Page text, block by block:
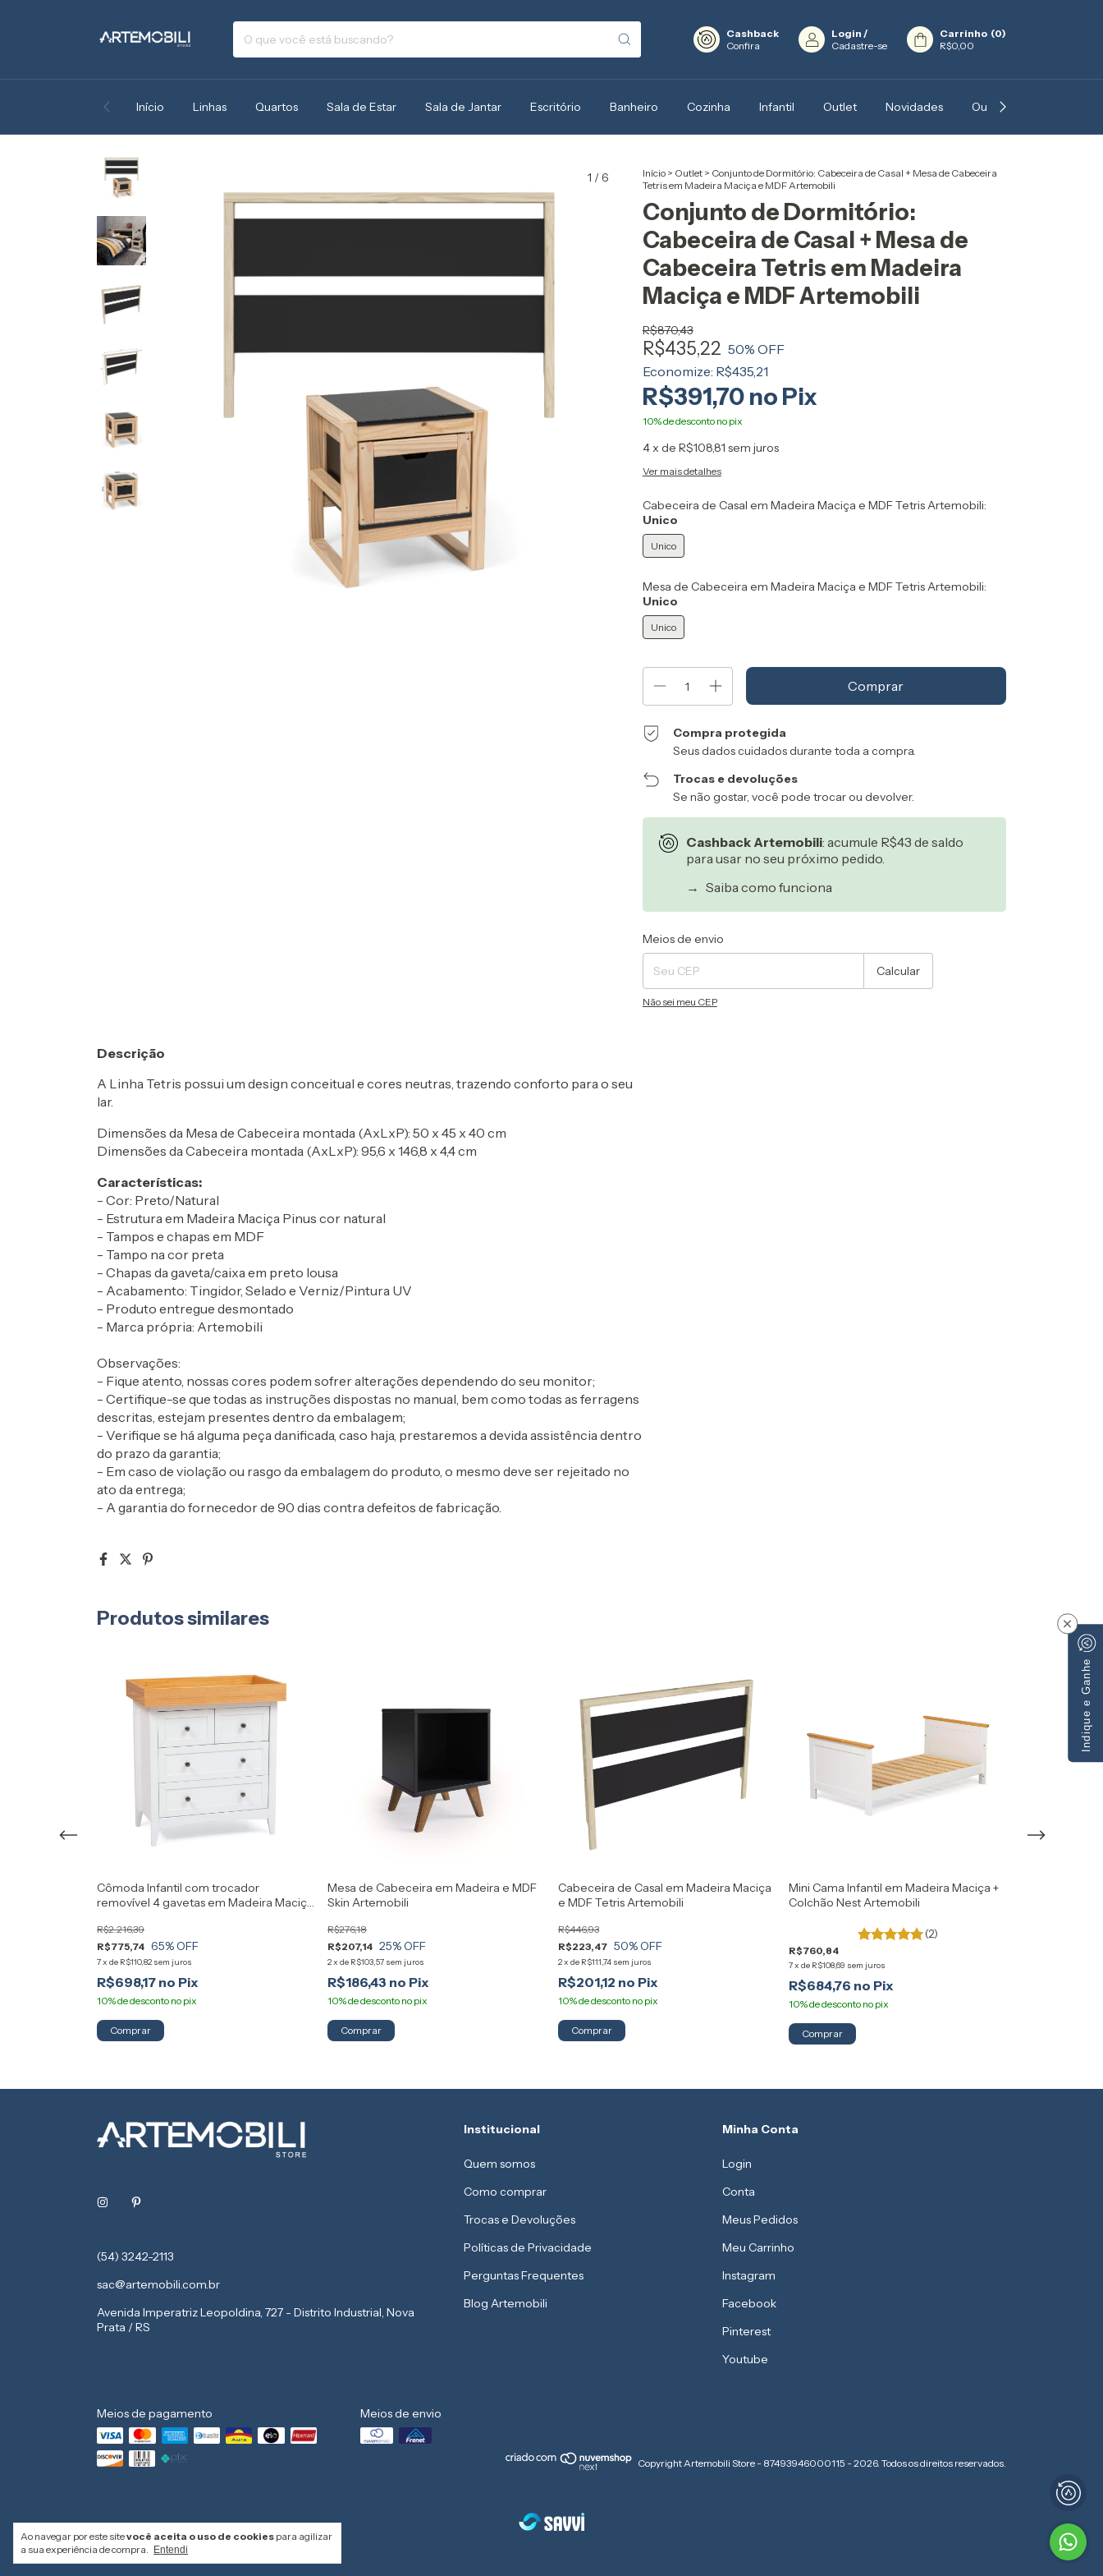
Cashback
Confira
Login /
Cadastre-se
Carrinho (0)
R$0,00
Início Linhas Quartos Sala de Estar Sala de Jantar Escritório Banheiro Cozinha Infantil Outlet Novidades Outros
Ao navegar por este sitevocê aceita o uso de cookies para agilizar
a sua experiência de compra.
Entendi
1 /6 Início > Outlet > Conjunto de Dormitório: Cabeceira de Casal + Mesa de Cabeceira
Tetris em Madeira Maciça e MDF Artemobili
Conjunto de Dormitório:
Cabeceira de Casal + Mesa de
Cabeceira Tetris em Madeira
Maciça e MDF Artemobili
R$870,43
R$435,22 50% OFF
Economize: R$435,21
R$391,70
4x de R$108,81 sem juros
Ver mais detalhes
Cabeceira de Casal em Madeira Maciça e MDF Tetris Artemobili:
Unico
Unico
Mesa de Cabeceira em Madeira Maciça e MDF Tetris Artemobili:
Unico
Unico
Compra protegida
Seus dados cuidados durante toda a compra.
Trocas e devoluções
Se não gostar, você pode trocar ou devolver.
Cashback Artemobili: acumule R$43 de saldo
para usar no seu próximo pedido.
→ Saiba como funciona
Entregas para o CEP:
Meios de envio
Calcular
Não sei meu CEP
Descrição
A Linha Tetris possui um design conceitual e cores neutras, trazendo conforto para o seu
lar.
Dimensões da Mesa de Cabeceira montada (AxLxP): 50 x 45 x 40 cm
Dimensões da Cabeceira montada (AxLxP): 95,6 x 146,8 x 4,4 cm
Características:
- Cor: Preto/Natural
- Estrutura em Madeira Maciça Pinus cor natural
- Tampos e chapas em MDF
- Tampo na cor preta
- Chapas da gaveta/caixa em preto lousa
- Acabamento: Tingidor, Selado e Verniz/Pintura UV
- Produto entregue desmontado
- Marca própria: Artemobili
Observações:
- Fique atento, nossas cores podem sofrer alterações dependendo do seu monitor;
- Certifique-se que todas as instruções dispostas no manual, bem como todas as ferragens
descritas, estejam presentes dentro da embalagem;
- Verifique se há alguma peça danificada, caso haja, prestaremos a devida assistência dentro
do prazo da garantia;
- Em caso de violação ou rasgo da embalagem do produto, o mesmo deve ser rejeitado no
ato da entrega;
- A garantia do fornecedor de 90 dias contra defeitos de fabricação.
Produtos similares
Cômoda Infantil com trocador
removível 4 gavetas em Madeira Maciça
R$775,74
R$2.216,39
65% OFF
7x de R$110,82 sem juros
R$698,17
Comprar
Mesa de Cabeceira em Madeira e MDF
Skin Artemobili
R$207,14
R$276,18
25% OFF
2x de R$103,57 sem juros
R$186,43
Cabeceira de Casal em Madeira Maciça
e MDF Tetris Artemobili
R$223,47
R$446,93
50% OFF
2x de R$111,74 sem juros
R$201,12
Mini Cama Infantil em Madeira Maciça +
Colchão Nest Artemobili
(2)
R$760,84
7x de R$108,69 sem juros
R$684,76
Comprar
(54) 3242-2113
sac@artemobili.com.br
Avenida Imperatriz Leopoldina, 727 - Distrito Industrial, Nova
Prata / RS
Institucional
Quem somos
Como comprar
Trocas e Devoluções
Políticas de Privacidade
Perguntas Frequentes
Blog Artemobili
Minha Conta
Login
Conta
Meus Pedidos
Meu Carrinho
Instagram
Facebook
Pinterest
Youtube
Meios de pagamento Meios de envio
Copyright Artemobili Store - 87493946000115 - 2026. Todos os direitos reservados.
Indique e Ganhe
×